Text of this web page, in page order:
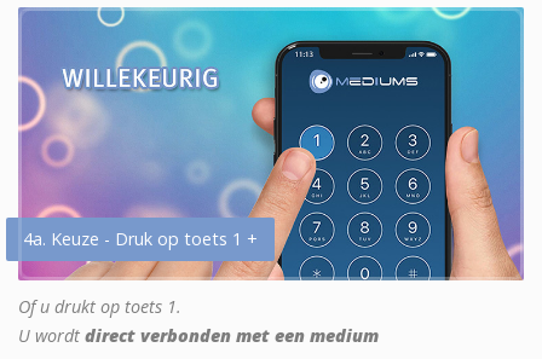
4a. Keuze - Druk op toets 1 +
Of u drukt op toets 1.
U wordt direct verbonden met een medium